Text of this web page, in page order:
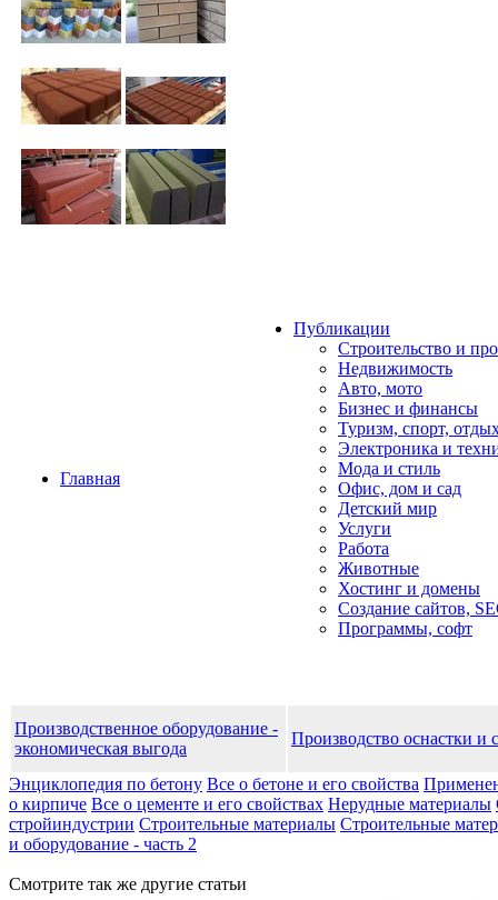
Главная
Публикации
Строительство и
Недвижимость
Авто, мото
Бизнес и финансы
Туризм, спорт,
Электроника и
Мода и стиль
Офис, дом и cад
Детский мир
Услуги
Работа
Животные
Хостинг и домены
Создание сайтов,
Программы, софт
Производственное оборудование -
экономическая выгода
Производство оснастки и
Энциклопедия по бетону Все о бетоне и его свойства
о кирпиче Все о цементе и его свойствах Нерудные материалы
стройиндустрии Строительные материалы Строительные
и оборудование - часть 2
Смотрите так же другие статьи